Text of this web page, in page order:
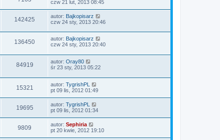
czw 21 lut, 2013 08:45
142425 autor: Bajkopisarz
czw 24 sty, 2013 20:46
136450 autor: Bajkopisarz
czw 24 sty, 2013 20:40
84919 autor: Oray80
śr 23 sty, 2013 05:22
15321 autor: TygrishPL
pt 09 lis, 2012 01:49
19695 autor: TygrishPL
pt 09 lis, 2012 01:34
9809 autor: Sephiria
pt 20 kwie, 2012 19:10